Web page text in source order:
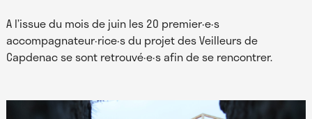
A l’issue du mois de juin les 20 premier·e·s
accompagnateur·rice·s du projet des Veilleurs de
Capdenac se sont retrouvé·e·s afin de se rencontrer.